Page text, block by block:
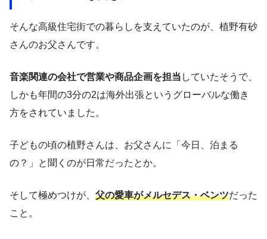
そんな高級住宅街での暮らしを支えていたのが、植野有砂
さんのお父さんです。
音楽関連の会社で営業や商品企画を担当 していたそうで、
しかも年間の3分の2は海外出張というグローバルな働き
方をされていました。
子どもの頃の植野さんは、お父さんに「今日、泊まる
の？」と聞くのが日常だったとか。
そして極めつけが、 父の愛車がメルセデス・ベンツだった
こと。